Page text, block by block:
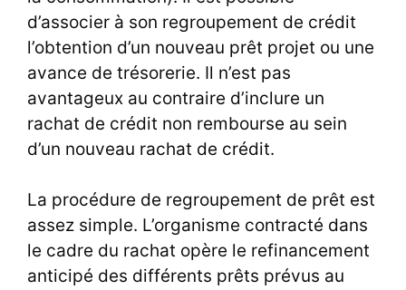
d’associer à son regroupement de crédit
l’obtention d’un nouveau prêt projet ou une
avance de trésorerie. Il n’est pas
avantageux au contraire d’inclure un
rachat de crédit non rembourse au sein
d’un nouveau rachat de crédit.
La procédure de regroupement de prêt est
assez simple. L’organisme contracté dans
le cadre du rachat opère le refinancement
anticipé des différents prêts prévus au